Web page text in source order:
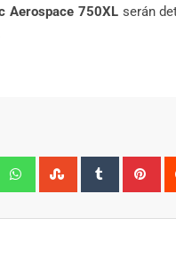
Aerospace 750XLserán
LinkedIn WhatsappStumbleUpon
Tumblr